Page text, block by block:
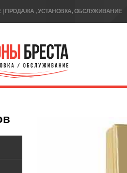
, УСТАНОВКА, ОБСЛУЖИВАНИЕ